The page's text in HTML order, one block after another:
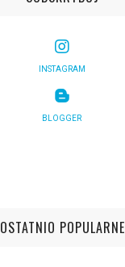
INSTAGRAM
BLOGGER
OSTATNIO POPULARNE